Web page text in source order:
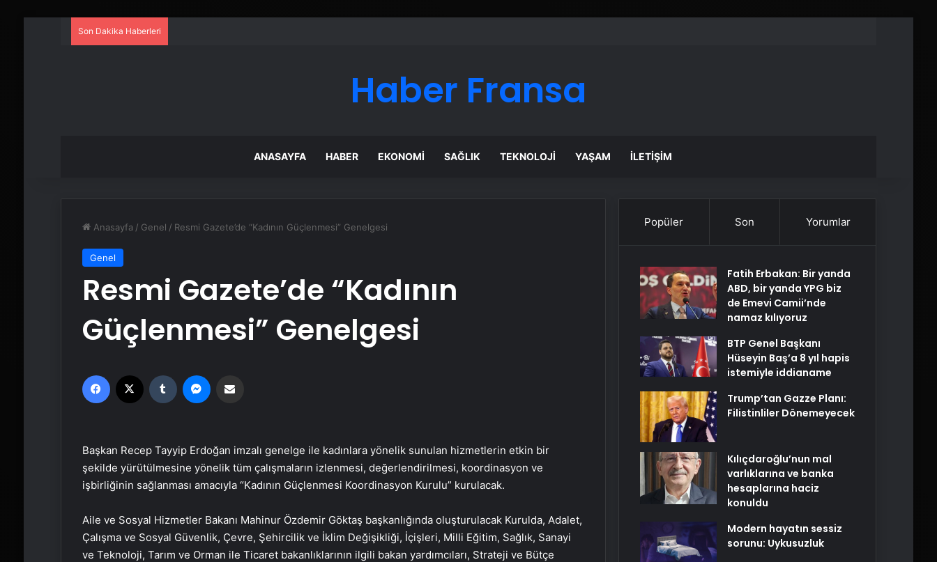
Son Dakika Haberleri
Haber Fransa
ANASAYFA HABER EKONOMI SAĞLIK TEKNOLOJI YAŞAM İLETIŞIM
Anasayfa / Genel / Resmi Gazete’de “Kadının Güçlenmesi” Genelgesi
Genel
Resmi Gazete’de “Kadının
Güçlenmesi” Genelgesi
Facebook Tumblr
Başkan Recep Tayyip Erdoğan imzalı genelge ile kadınlara yönelik sunulan hizmetlerin etkin bir
şekilde yürütülmesine yönelik tüm çalışmaların izlenmesi, değerlendirilmesi, koordinasyon ve
işbirliğinin sağlanması amacıyla “Kadının Güçlenmesi Koordinasyon Kurulu” kurulacak.
Aile ve Sosyal Hizmetler Bakanı Mahinur Özdemir Göktaş başkanlığında oluşturulacak Kurulda, Adalet,
Çalışma ve Sosyal Güvenlik, Çevre, Şehircilik ve İklim Değişikliği, İçişleri, Milli Eğitim, Sağlık, Sanayi
ve Teknoloji, Tarım ve Orman ile Ticaret bakanlıklarının ilgili bakan yardımcıları, Strateji ve Bütçe
Popüler Son Yorumlar
Fatih Erbakan: Bir yanda
ABD, bir yanda YPG biz
de Emevi Camii’nde
namaz kılıyoruz
BTP Genel Başkanı
Hüseyin Baş’a 8 yıl hapis
istemiyle iddianame
Trump’tan Gazze Planı:
Filistinliler Dönemeyecek
Kılıçdaroğlu’nun mal
varlıklarına ve banka
hesaplarına haciz
konuldu
Modern hayatın sessiz
sorunu: Uykusuzluk